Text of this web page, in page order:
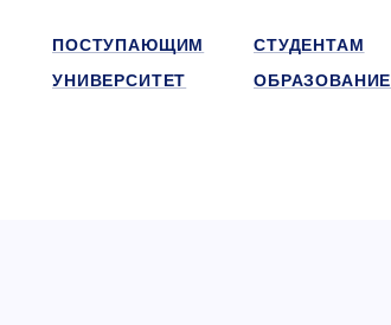
ПОСТУПАЮЩИМ СТУДЕНТАМ
УНИВЕРСИТЕТ
ОБРАЗОВАНИЕ